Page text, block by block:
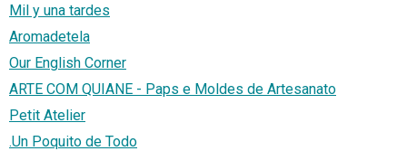
Mil y una tardes
Aromadetela
Our English Corner
ARTE COM QUIANE - Paps e Moldes de Artesanato
Petit Atelier
.Un Poquito de Todo